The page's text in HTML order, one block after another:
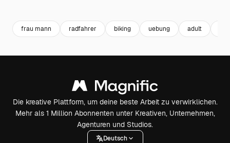
frau mann radfahrer biking uebung adult
Die kreative Plattform, um deine beste Arbeit zu verwirklichen.
Mehr als 1 Million Abonnenten unter Kreativen, Unternehmen,
Agenturen und Studios.
Deutsch